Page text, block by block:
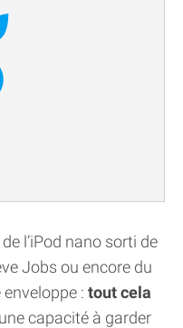
de l’iPod nano sorti de
Jobs ou encore du
: tout cela
capacité à garder